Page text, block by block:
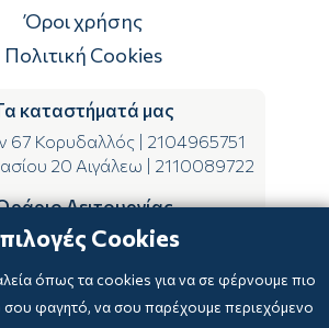
Επιστροφές
Όροι χρήσης
Πολιτική Cookies
καταστήματά μας
67 Κορυδαλλός
2104965751
20 Αιγάλεω
2110089722
Λειτουργίας
ΤΕ-ΣΑ 09:00-15:00
Cookies
όπως τα cookies για να σε φέρνουμε πιο
φαγητό, να σου παρέχουμε περιεχόμενο